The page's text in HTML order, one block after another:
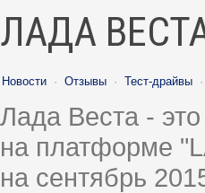
ЛАДА ВЕСТА
Новости · Отзывы · Тест-драйвы ·
Лада Веста -
на платформе
на сентябрь